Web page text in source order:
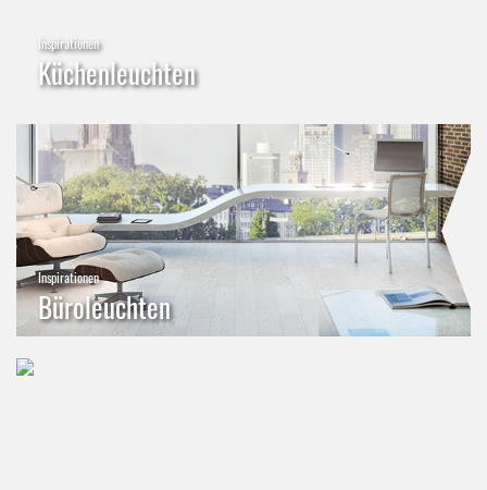
Inspirationen
Küchenleuchten
Inspirationen
Büroleuchten